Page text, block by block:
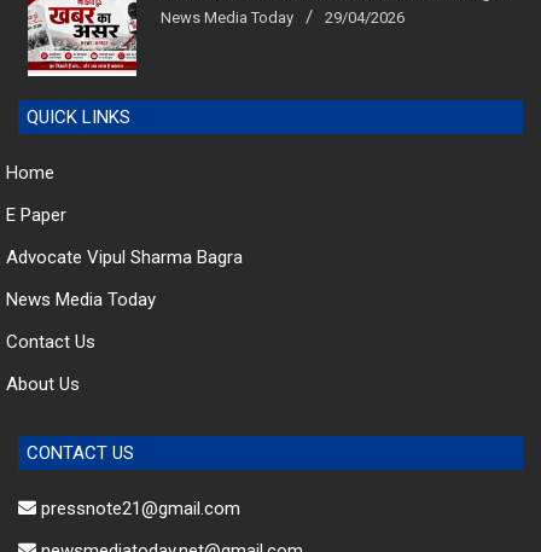
E Paper
Advocate Vipul Sharma Bagra
News Media Today
Contact Us
About Us
newsmediatoday.net@gmail.com